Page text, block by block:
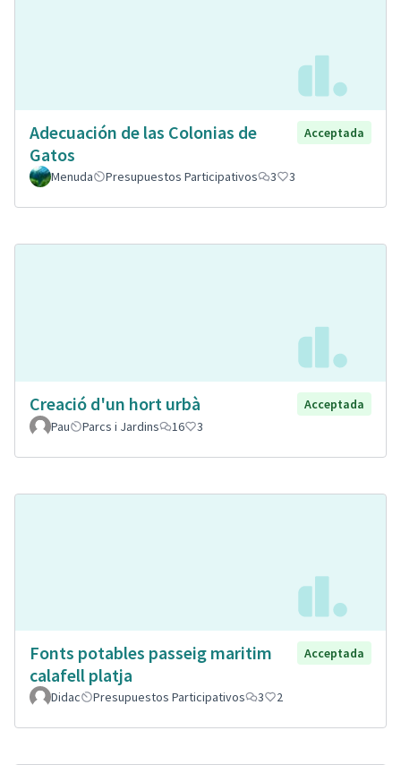
Adecuación de las Colonias de
Gatos
Acceptada
Menuda Presupuestos Participativos 3 3
Creació d'un hort urbà
Acceptada
Pau
Parcs i Jardins 16 3
Fonts potables passeig maritim
calafell platja
Acceptada
Didac Presupuestos Participativos 3 2